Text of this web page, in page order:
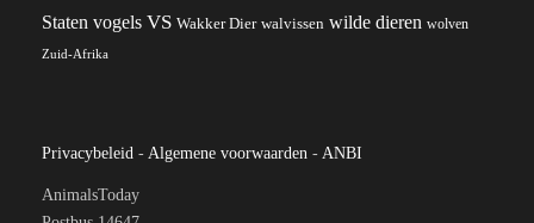
Staten vogels VS Wakker Dier walvissen wilde dieren wolven
Zuid-Afrika
Privacybeleid - Algemene voorwaarden - ANBI
AnimalsToday